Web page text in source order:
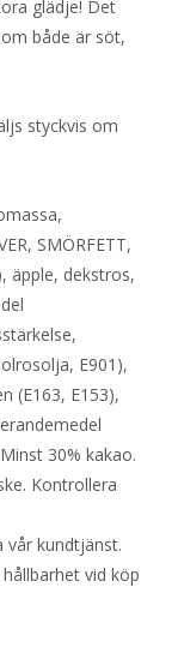
glädje! Det
både är söt,
styckvis om
SMÖRFETT,
äpple, dekstros,
E901),
(E163, E153),
30% kakao.
Kontrollera
vår kundtjänst.
vid köp